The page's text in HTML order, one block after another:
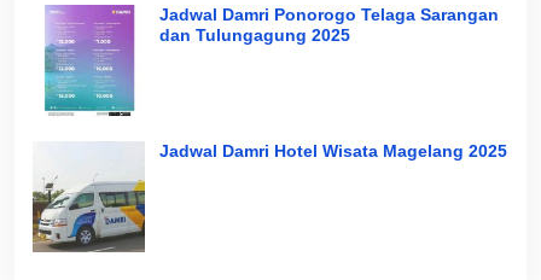
Jadwal Damri Ponorogo Telaga Sarangan
dan Tulungagung 2025
Jadwal Damri Hotel Wisata Magelang 2025